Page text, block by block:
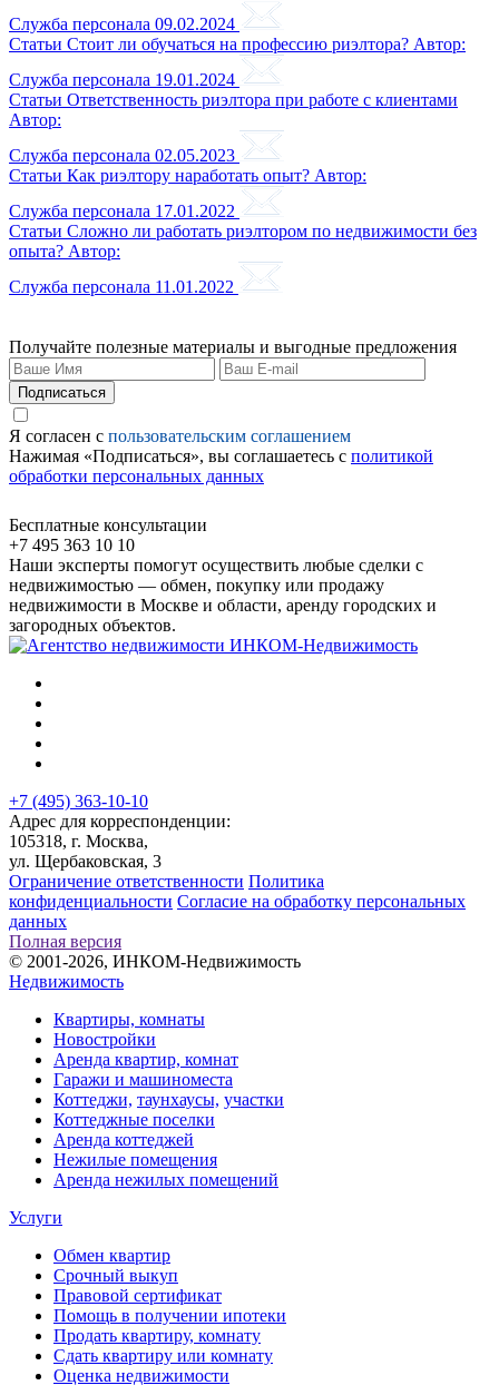
Служба персонала 09.02.2024
Статьи Стоит ли обучаться на профессию риэлтора? Автор:
Служба персонала 19.01.2024
Статьи Ответственность риэлтора при работе с клиентами
Автор:
Служба персонала 02.05.2023
Статьи Как риэлтору наработать опыт? Автор:
Служба персонала 17.01.2022
Статьи Сложно ли работать риэлтором по недвижимости без
опыта? Автор:
Служба персонала 11.01.2022
Получайте полезные материалы и выгодные предложения
Подписаться
Я согласен с пользовательским соглашением
Нажимая «Подписаться», вы соглашаетесь с политикой
обработки персональных данных
Бесплатные консультации
+7 495 363 10 10
Наши эксперты помогут осуществить любые сделки с
недвижимостью — обмен, покупку или продажу
недвижимости в Москве и области, аренду городских и
загородных объектов.
+7 (495) 363-10-10
Адрес для корреспонденции:
105318, г. Москва,
ул. Щербаковская, 3
Ограничение ответственности Политика
конфиденциальности Согласие на обработку персональных
данных
Полная версия
© 2001-2026, ИНКОМ-Недвижимость
Недвижимость
Квартиры, комнаты
Новостройки
Аренда квартир, комнат
Гаражи и машиноместа
Коттеджи, таунхаусы, участки
Коттеджные поселки
Аренда коттеджей
Нежилые помещения
Аренда нежилых помещений
Услуги
Обмен квартир
Срочный выкуп
Правовой сертификат
Помощь в получении ипотеки
Продать квартиру, комнату
Сдать квартиру или комнату
Оценка недвижимости